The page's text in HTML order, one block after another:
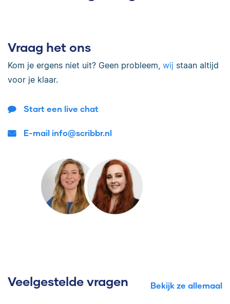
Vraag het ons
Kom je ergens niet uit? Geen probleem, wij staan altijd
voor je klaar.
Start een live chat
E-mail info@scribbr.nl
Veelgestelde vragen Bekijk ze allemaal